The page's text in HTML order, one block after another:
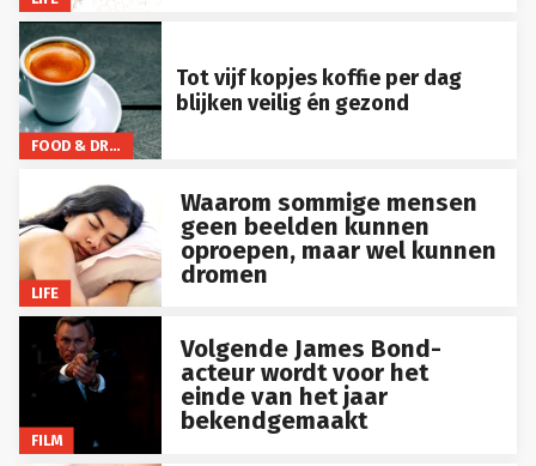
FOOD & DRINKS
Tot vijf kopjes koffie per dag
blijken veilig én gezond
LIFE
Waarom sommige mensen
geen beelden kunnen
oproepen, maar wel kunnen
dromen
FILM
Volgende James Bond-
acteur wordt voor het
einde van het jaar
bekendgemaakt